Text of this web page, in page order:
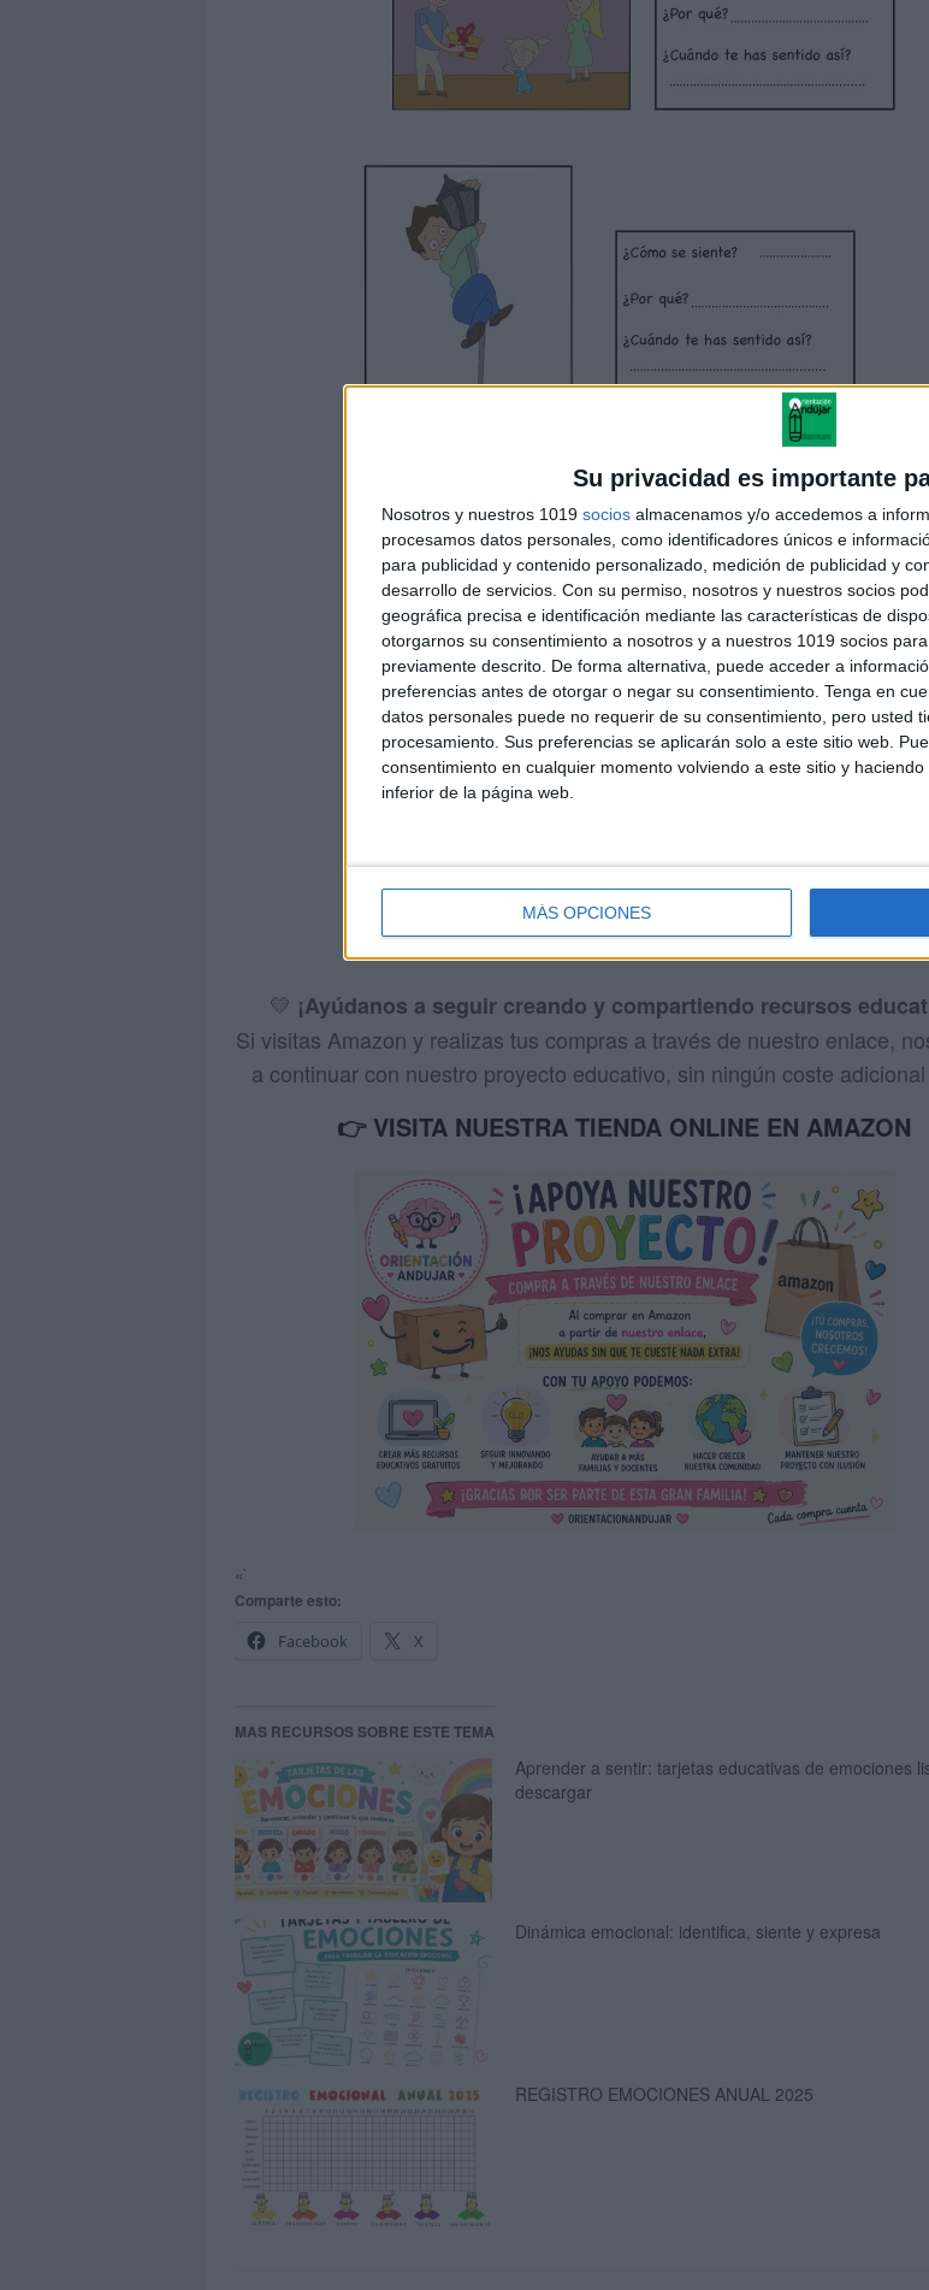
Su privacidad es importante
Nosotros y nuestros 1019 socios almacenamos y/o accedemos a
procesamos datos personales, como identificadores únicos e
para publicidad y contenido personalizado, medición de publicidad y
desarrollo de servicios. Con su permiso, nosotros y nuestros socios
geográfica precisa e identificación mediante las características de
otorgarnos su consentimiento a nosotros y a nuestros 1019 socios
previamente descrito. De forma alternativa, puede acceder a
preferencias antes de otorgar o negar su consentimiento. Tenga en
datos personales puede no requerir de su consentimiento, pero usted
procesamiento. Sus preferencias se aplicarán solo a este sitio web.
consentimiento en cualquier momento volviendo a este sitio y
inferior de la página web.
MÁS OPCIONES
Tarjetas para trabajar la empatía
AUTORÍA: Clara Muñoz Rey-Stolle@QUERIENDO_TEA
https://www.instagram.com/queriendo_tea/
💛 ¡Ayúdanos a seguir creando y compartiendo recursos
Si visitas Amazon y realizas tus compras a través de nuestro enlace,
a continuar con nuestro proyecto educativo, sin ningún coste
👉 VISITA NUESTRA TIENDA ONLINE EN AMAZON
«`
Comparte esto:
Facebook
X
MAS RECURSOS SOBRE ESTE TEMA
Aprender a sentir: tarjetas educativas de emociones
descargar
Dinámica emocional: identifica, siente y expresa
REGISTRO EMOCIONES ANUAL 2025